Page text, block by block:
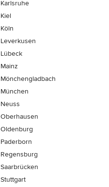
Karlsruhe
Kiel
Köln
Leverkusen
Lübeck
Mainz
Mönchen­gladbach
München
Neuss
Oberhausen
Oldenburg
Paderborn
Regensburg
Saarbrücken
Stuttgart